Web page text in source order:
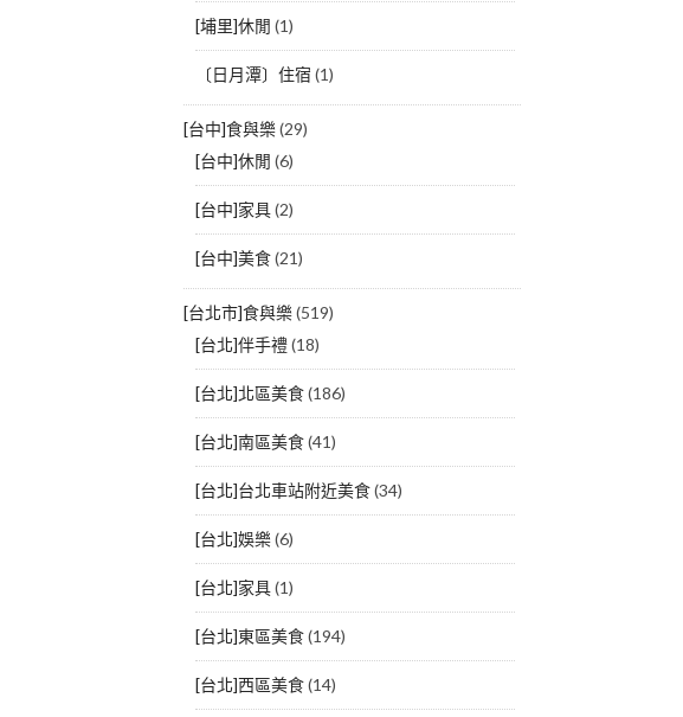
[埔里]休閒 (1)
〔日月潭〕住宿 (1)
[台中]食與樂(29)
[台中]休閒 (6)
[台中]家具(2)
[台中]美食(21)
[台北市]食與樂(519)
[台北]伴手禮(18)
[台北]北區美食(186)
[台北]南區美食(41)
[台北]台北車站附近美食(34)
[台北]娛樂(6)
[台北]家具(1)
[台北]東區美食(194)
[台北]西區美食(14)